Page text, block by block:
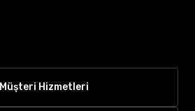
Müşteri Hizmetleri